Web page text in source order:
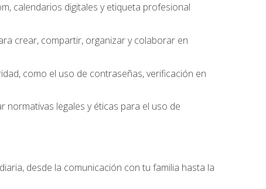
calendarios digitales y etiqueta profesional
crear, compartir, organizar y colaborar en
como el uso de contraseñas, verificación en
normativas legales y éticas para el uso de
desde la comunicación con tu familia hasta la